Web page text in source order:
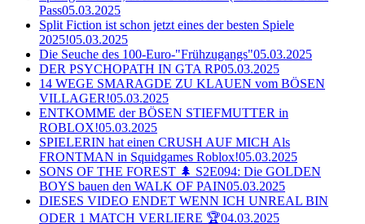
Pass05.03.2025
Split Fiction ist schon jetzt eines der besten Spiele
2025!05.03.2025
Die Seuche des 100-Euro-"Frühzugangs"05.03.2025
DER PSYCHOPATH IN GTA RP05.03.2025
14 WEGE SMARAGDE ZU KLAUEN vom BÖSEN
VILLAGER!05.03.2025
ENTKOMME der BÖSEN STIEFMUTTER in
ROBLOX!05.03.2025
SPIELERIN hat einen CRUSH AUF MICH Als
FRONTMAN in Squidgames Roblox!05.03.2025
SONS OF THE FOREST 🌲 S2E094: Die GOLDEN
BOYS bauen den WALK OF PAIN05.03.2025
DIESES VIDEO ENDET WENN ICH UNREAL BIN
ODER 1 MATCH VERLIERE 🏆04.03.2025